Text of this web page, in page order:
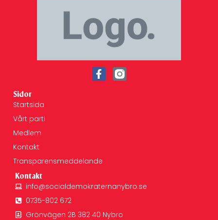
Kontakt
info@socialdemokraternanybro.se
0735-802 672
Grönvägen 2B 382 40 Nybro
Sidor
Startsida
Vårt parti
Medlem
Kontakt
Transparensmeddelande